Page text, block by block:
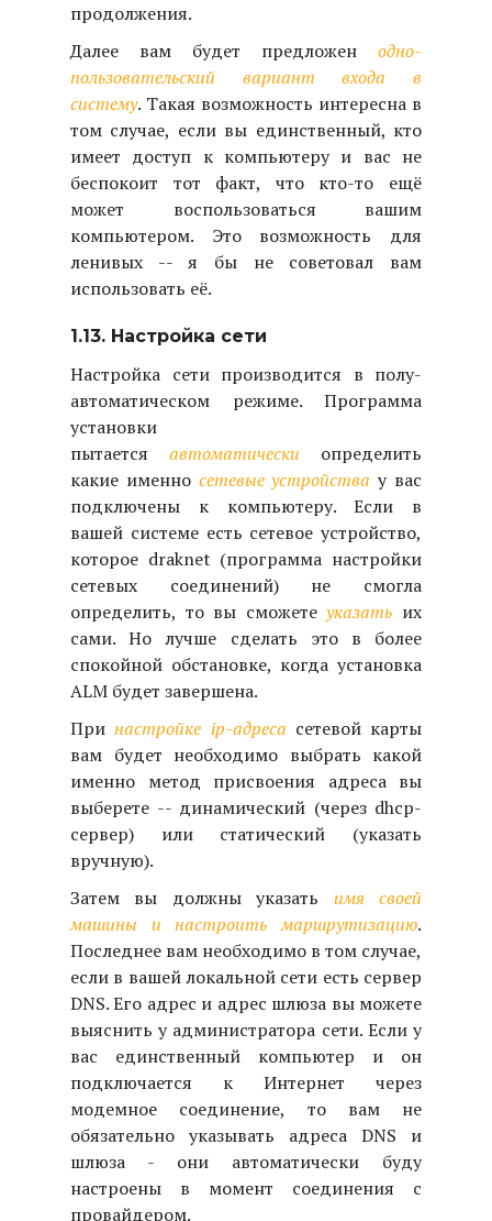
продолжения.
Далее вам будет предложен одно-
пользовательский вариант входа в
систему. Такая возможность интересна в
том случае, если вы единственный, кто
имеет доступ к компьютеру и вас не
беспокоит тот факт, что кто-то ещё
может воспользоваться вашим
компьютером. Это возможность для
ленивых -- я бы не советовал вам
использовать её.
1.13. Настройка сети
Настройка сети производится в полу-
автоматическом режиме. Программа
установки
пытается автоматически определить
какие именно сетевые устройства у вас
подключены к компьютеру. Если в
вашей системе есть сетевое устройство,
которое draknet (программа настройки
сетевых соединений) не смогла
определить, то вы сможетеуказать их
сами. Но лучше сделать это в более
спокойной обстановке, когда установка
ALM будет завершена.
Принастройке ip-адреса сетевой карты
вам будет необходимо выбрать какой
именно метод присвоения адреса вы
выберете -- динамический (через dhcp-
сервер) или статический (указать
вручную).
Затем вы должны указать имя своей
машины и настроить маршрутизацию.
Последнее вам необходимо в том случае,
если в вашей локальной сети есть сервер
DNS. Его адрес и адрес шлюза вы можете
выяснить у администратора сети. Если у
вас единственный компьютер и он
подключается к Интернет через
модемное соединение, то вам не
обязательно указывать адреса DNS и
шлюза - они автоматически буду
настроены в момент соединения с
провайдером.